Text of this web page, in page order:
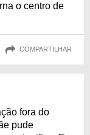
o centro de
COMPARTILHAR
fora do
pude